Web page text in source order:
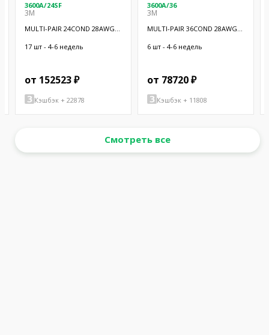
3600A/24SF
3M
MULTI-PAIR 24COND 28AWG
17 шт - 4-6 недель
от 152523 ₽
Кэшбэк + 22878
3600A/36
3M
MULTI-PAIR 36COND 28AWG
6 шт - 4-6 недель
от 78720 ₽
Кэшбэк + 11808
Смотреть все